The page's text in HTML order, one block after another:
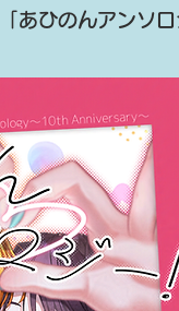
「あひのんアンソ